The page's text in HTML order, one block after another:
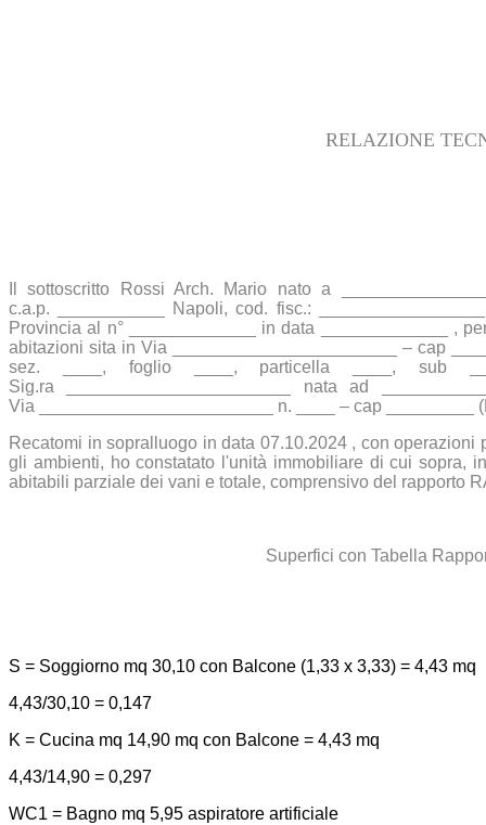
RELAZIONE
Il sottoscritto Rossi Arch. Mario nato a
c.a.p. ___________ Napoli, cod. fisc.:
Provincia al n° _____________ in data _____________ ,
abitazioni sita in Via _______________________ – cap
sez. ____, foglio ____, particella ____, sub
Sig.ra _______________________ nata ad
Via ________________________ n. ____ – cap _________
Recatomi in sopralluogo in data 07.10.2024 , con
gli ambienti, ho constatato l'unità immobiliare di cui sopra,
abitabili parziale dei vani e totale, comprensivo del rapporto
Superfici con Tabella
S = Soggiorno mq 30,10 con Balcone (1,33 x 3,33) = 4,43 mq
4,43/30,10 = 0,147
K = Cucina mq 14,90 mq con Balcone = 4,43 mq
4,43/14,90 = 0,297
WC1 = Bagno mq 5,95 aspiratore artificiale